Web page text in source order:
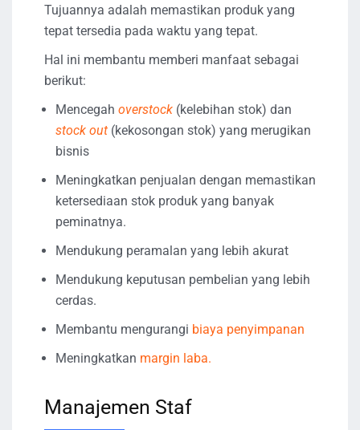
Tujuannya adalah memastikan produk yang
tepat tersedia pada waktu yang tepat.
Hal ini membantu memberi manfaat sebagai
berikut:
Mencegah overstock (kelebihan stok) dan
stock out (kekosongan stok) yang merugikan
bisnis
Meningkatkan penjualan dengan memastikan
ketersediaan stok produk yang banyak
peminatnya.
Mendukung peramalan yang lebih akurat
Mendukung keputusan pembelian yang lebih
cerdas.
Membantu mengurangi biaya penyimpanan
Meningkatkan margin laba.
Manajemen Staf